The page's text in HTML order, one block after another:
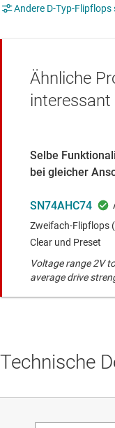
Andere D-Typ-Flipflops
Ähnliche
Selbe
bei gleicher
SN74AHC74
Zweifach-Flipflops
Clear und Preset
Voltage range 2V
average drive
Technische